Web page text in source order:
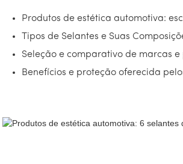
Produtos de estética automotiva:
Tipos de Selantes e Suas
Seleção e comparativo de marcas e
Benefícios e proteção oferecida